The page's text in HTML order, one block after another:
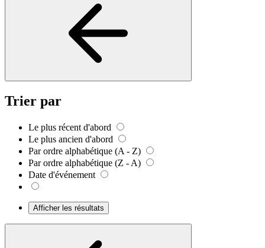
Trier par
Le plus récent d'abord
Le plus ancien d'abord
Par ordre alphabétique (A - Z)
Par ordre alphabétique (Z - A)
Date d'événement
Afficher les résultats